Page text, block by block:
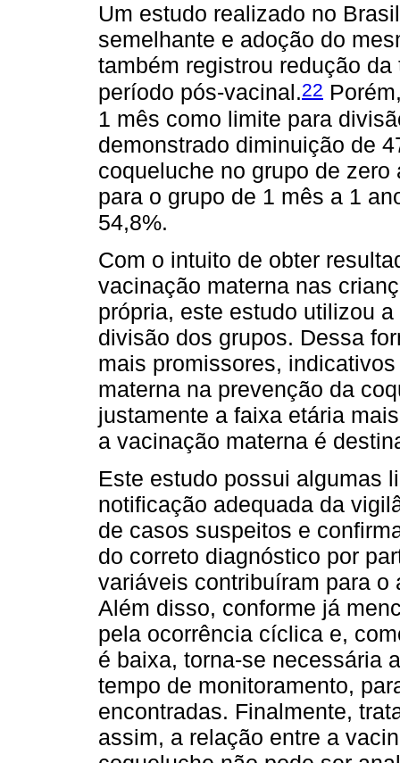
Um estudo realizado no
semelhante e adoção do
também registrou redução
período pós-vacinal.22
1 mês como limite para
demonstrado diminuição de
coqueluche no grupo de
para o grupo de 1 mês a 1
54,8%.
Com o intuito de obter
vacinação materna nas
própria, este estudo utilizou
divisão dos grupos. Dessa
mais promissores,
materna na prevenção da
justamente a faixa etária
a vacinação materna é
Este estudo possui algumas
notificação adequada da
de casos suspeitos e
do correto diagnóstico por
variáveis contribuíram para
Além disso, conforme já
pela ocorrência cíclica e,
é baixa, torna-se necessária
tempo de monitoramento,
encontradas. Finalmente,
assim, a relação entre a